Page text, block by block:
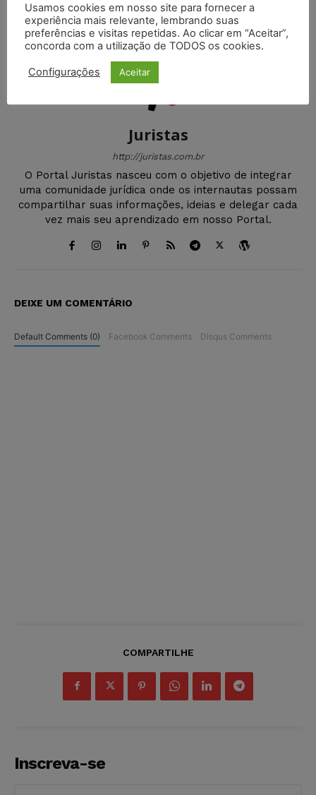
Juristas
http://juristas.com.br
O Portal Juristas nasceu com o objetivo de integrar
uma comunidade jurídica onde os internautas possam
compartilhar suas informações, ideias e delegar cada
vez mais seu aprendizado em nosso Portal.
DEIXE UM COMENTÁRIO
Default Comments (0) Facebook Comments Disqus Comments
COMPARTILHE
Inscreva-se
Usamos cookies em nosso site para fornecer a
experiência mais relevante, lembrando suas
preferências e visitas repetidas. Ao clicar em “Aceitar”,
concorda com a utilização de TODOS os cookies.
Configurações Aceitar